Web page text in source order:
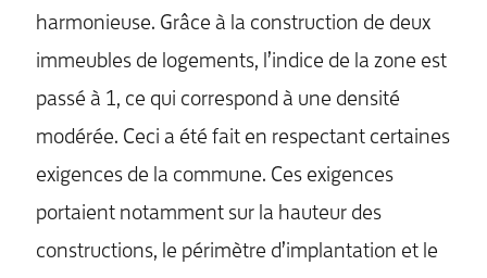
harmonieuse. Grâce à la construction de deux
immeubles de logements, l’indice de la zone est
passé à 1, ce qui correspond à une densité
modérée. Ceci a été fait en respectant certaines
exigences de la commune. Ces exigences
portaient notamment sur la hauteur des
constructions, le périmètre d’implantation et le